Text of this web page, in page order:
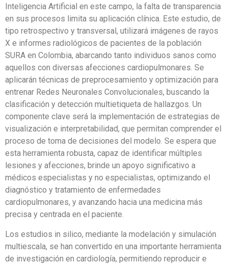
Inteligencia Artificial en este campo, la falta de transparencia
en sus procesos limita su aplicación clínica. Este estudio, de
tipo retrospectivo y transversal, utilizará imágenes de rayos
X e informes radiológicos de pacientes de la población
SURA en Colombia, abarcando tanto individuos sanos como
aquellos con diversas afecciones cardiopulmonares. Se
aplicarán técnicas de preprocesamiento y optimización para
entrenar Redes Neuronales Convolucionales, buscando la
clasificación y detección multietiqueta de hallazgos. Un
componente clave será la implementación de estrategias de
visualización e interpretabilidad, que permitan comprender el
proceso de toma de decisiones del modelo. Se espera que
esta herramienta robusta, capaz de identificar múltiples
lesiones y afecciones, brinde un apoyo significativo a
médicos especialistas y no especialistas, optimizando el
diagnóstico y tratamiento de enfermedades
cardiopulmonares, y avanzando hacia una medicina más
precisa y centrada en el paciente.
Los estudios in silico, mediante la modelación y simulación
multiescala, se han convertido en una importante herramienta
de investigación en cardiología, permitiendo reproducir e